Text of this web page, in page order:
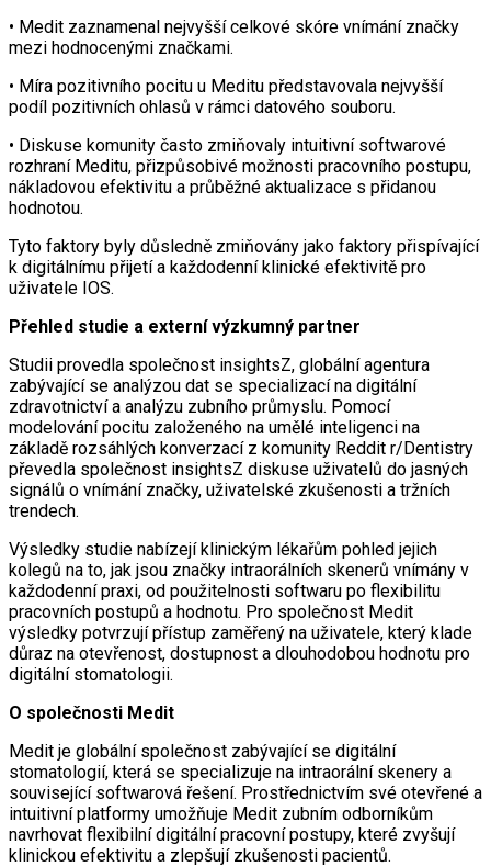
• Medit zaznamenal nejvyšší celkové skóre vnímání značky
mezi hodnocenými značkami.
• Míra pozitivního pocitu u Meditu představovala nejvyšší
podíl pozitivních ohlasů v rámci datového souboru.
• Diskuse komunity často zmiňovaly intuitivní softwarové
rozhraní Meditu, přizpůsobivé možnosti pracovního postupu,
nákladovou efektivitu a průběžné aktualizace s přidanou
hodnotou.
Tyto faktory byly důsledně zmiňovány jako faktory přispívající
k digitálnímu přijetí a každodenní klinické efektivitě pro
uživatele IOS.
Přehled studie a externí výzkumný partner
Studii provedla společnost insightsZ, globální agentura
zabývající se analýzou dat se specializací na digitální
zdravotnictví a analýzu zubního průmyslu. Pomocí
modelování pocitu založeného na umělé inteligenci na
základě rozsáhlých konverzací z komunity Reddit r/Dentistry
převedla společnost insightsZ diskuse uživatelů do jasných
signálů o vnímání značky, uživatelské zkušenosti a tržních
trendech.
Výsledky studie nabízejí klinickým lékařům pohled jejich
kolegů na to, jak jsou značky intraorálních skenerů vnímány v
každodenní praxi, od použitelnosti softwaru po flexibilitu
pracovních postupů a hodnotu. Pro společnost Medit
výsledky potvrzují přístup zaměřený na uživatele, který klade
důraz na otevřenost, dostupnost a dlouhodobou hodnotu pro
digitální stomatologii.
O společnosti Medit
Medit je globální společnost zabývající se digitální
stomatologií, která se specializuje na intraorální skenery a
související softwarová řešení. Prostřednictvím své otevřené a
intuitivní platformy umožňuje Medit zubním odborníkům
navrhovat flexibilní digitální pracovní postupy, které zvyšují
klinickou efektivitu a zlepšují zkušenosti pacientů.